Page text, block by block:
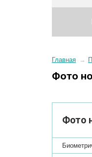
Главная →
Фото
Фото